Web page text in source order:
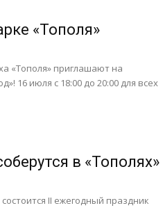
«Тополя»
«Тополя» приглашают на
16 июля с 18:00 до 20:00 для всех
в «Тополях»
II ежегодный праздник